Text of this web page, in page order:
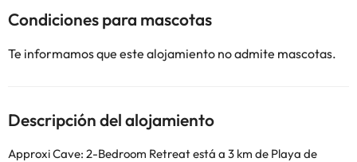
Condiciones para mascotas
Te informamos que este alojamiento no admite mascotas.
Descripción del alojamiento
Approxi Cave: 2-Bedroom Retreat está a 3 km de Playa de